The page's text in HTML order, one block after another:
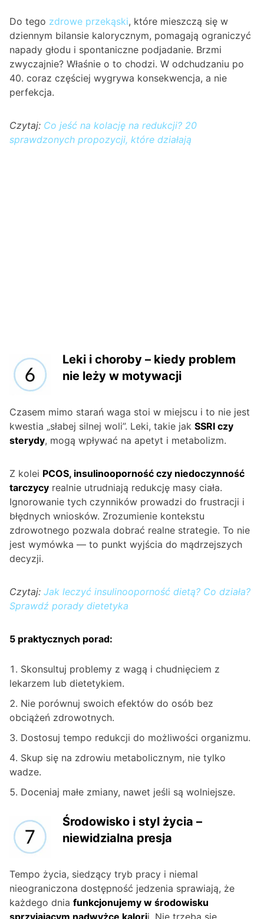
Do tego zdrowe przekąski, które mieszczą się w
dziennym bilansie kalorycznym, pomagają ograniczyć
napady głodu i spontaniczne podjadanie. Brzmi
zwyczajnie? Właśnie o to chodzi. W odchudzaniu po
40. coraz częściej wygrywa konsekwencja, a nie
perfekcja.
Czytaj: Co jeść na kolację na redukcji? 20
sprawdzonych propozycji, które działają
Leki i choroby – kiedy problem
nie leży w motywacji
Czasem mimo starań waga stoi w miejscu i to nie jest
kwestia „słabej silnej woli”. Leki, takie jak SSRI czy
sterydy, mogą wpływać na apetyt i metabolizm.
Z kolei PCOS, insulinooporność czy niedoczynność
tarczycy realnie utrudniają redukcję masy ciała.
Ignorowanie tych czynników prowadzi do frustracji i
błędnych wniosków. Zrozumienie kontekstu
zdrowotnego pozwala dobrać realne strategie. To nie
jest wymówka — to punkt wyjścia do mądrzejszych
decyzji.
Czytaj: Jak leczyć insulinooporność dietą? Co działa?
Sprawdź porady dietetyka
5 praktycznych porad:
Skonsultuj problemy z wagą i chudnięciem z
lekarzem lub dietetykiem.
Nie porównuj swoich efektów do osób bez
obciążeń zdrowotnych.
Dostosuj tempo redukcji do możliwości organizmu.
Skup się na zdrowiu metabolicznym, nie tylko
wadze.
Doceniaj małe zmiany, nawet jeśli są wolniejsze.
Środowisko i styl życia –
niewidzialna presja
Tempo życia, siedzący tryb pracy i niemal
nieograniczona dostępność jedzenia sprawiają, że
każdego dnia funkcjonujemy w środowisku
sprzyjającym nadwyżce kalorii. Nie trzeba się